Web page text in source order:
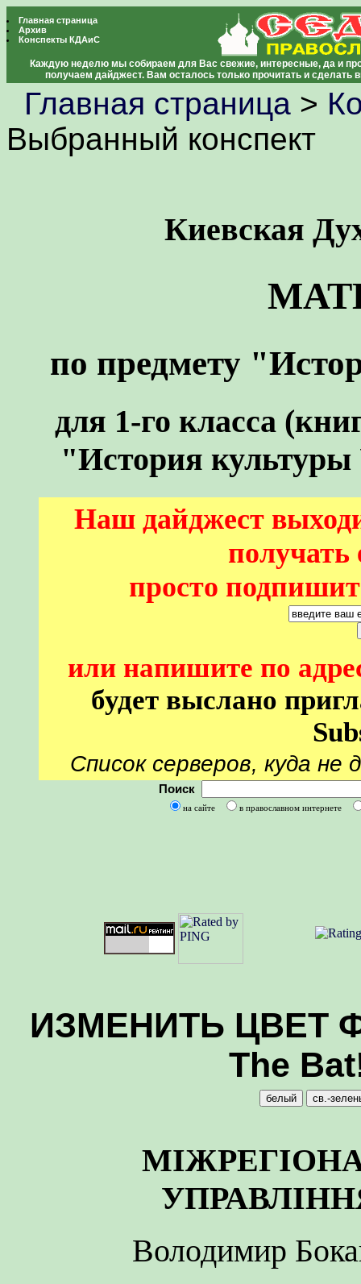
Главная страница
Архив
Конспекты КДАиС
Каждую неделю мы собираем для Вас свежие, интересные, да и
получаем дайджест. Вам осталось только прочитать и
Главная страница >
Выбранный конспект
Киевская
по предмету
для 1-го класса
"История
Наш дайджест
просто
или напишите по
будет выслано
Список серверов, куда
Поиск
на сайте в православном интернете
ИЗМЕНИТЬ ЦВЕТ
The
Володимир